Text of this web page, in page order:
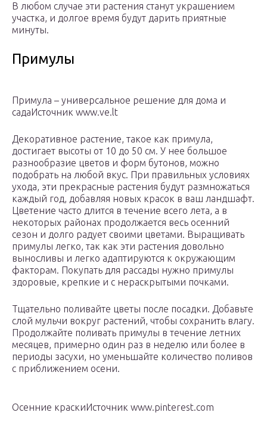
В любом случае эти растения станут украшением
участка, и долгое время будут дарить приятные
минуты.
Примулы
Примула – универсальное решение для дома и
садаИсточник www.ve.lt
Декоративное растение, такое как примула,
достигает высоты от 10 до 50 см. У нее большое
разнообразие цветов и форм бутонов, можно
подобрать на любой вкус. При правильных условиях
ухода, эти прекрасные растения будут размножаться
каждый год, добавляя новых красок в ваш ландшафт.
Цветение часто длится в течение всего лета, а в
некоторых районах продолжается весь осенний
сезон и долго радует своими цветами. Выращивать
примулы легко, так как эти растения довольно
выносливы и легко адаптируются к окружающим
факторам. Покупать для рассады нужно примулы
здоровые, крепкие и с нераскрытыми почками.
Тщательно поливайте цветы после посадки. Добавьте
слой мульчи вокруг растений, чтобы сохранить влагу.
Продолжайте поливать примулы в течение летних
месяцев, примерно один раз в неделю или более в
периоды засухи, но уменьшайте количество поливов
с приближением осени.
Осенние краскиИсточник www.pinterest.com